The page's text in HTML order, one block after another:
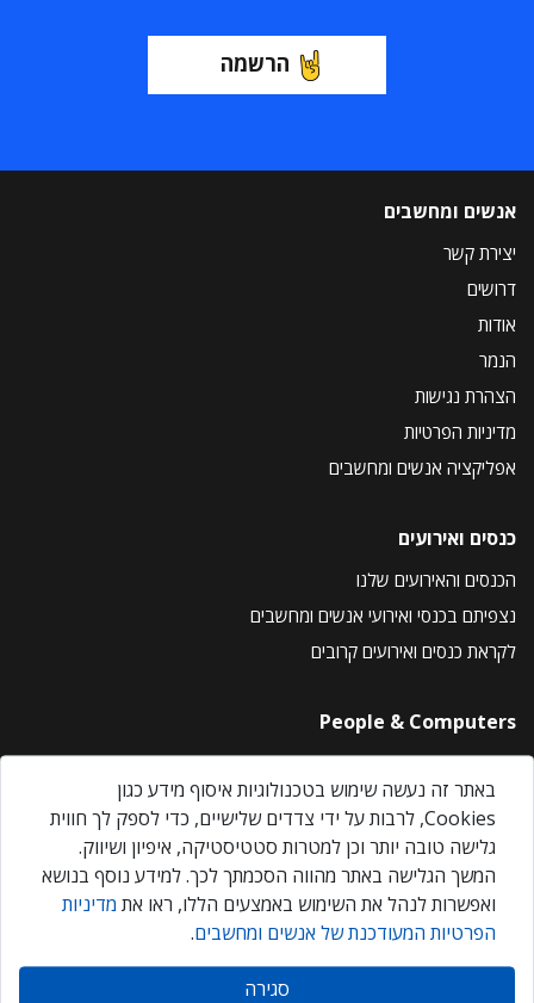
הרשמה
אנשים ומחשבים
יצירת קשר
דרושים
אודות
הנמר
הצהרת נגישות
מדיניות הפרטיות
אפליקציה אנשים ומחשבים
כנסים ואירועים
הכנסים והאירועים שלנו
נצפיתם בכנסי ואירועי אנשים ומחשבים
לקראת כנסים ואירועים קרובים
People & Computers
About Us
Privacy Policy
Contact Us
Our Events
אנשים ומחשבים © 2026 – כל הזכויות שמורות
באתר זה נעשה שימוש בטכנולוגיות איסוף מידע כגון
Cookies, לרבות על ידי צדדים שלישיים, כדי לספק לך חווית
גלישה טובה יותר וכן למטרות סטטיסטיקה, איפיון ושיווק.
המשך הגלישה באתר מהווה הסכמתך לכך. למידע נוסף בנושא
ואפשרות לנהל את השימוש באמצעים הללו, ראו את מדיניות
הפרטיות המעודכנת של אנשים ומחשבים.
סגירה